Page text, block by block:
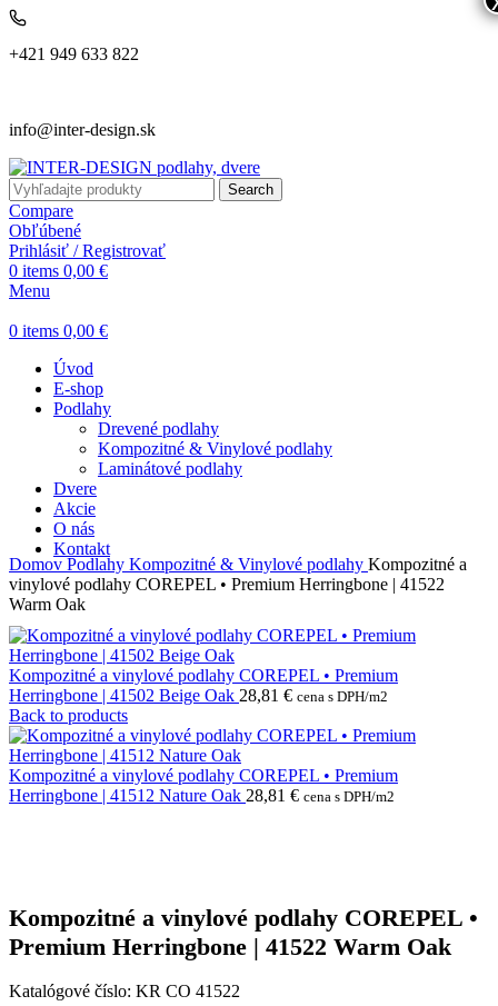
+421 949 633 822
info@inter-design.sk
Search
Compare
Obľúbené
Prihlásiť / Registrovať
0 items 0,00 €
Menu
0 items 0,00 €
Úvod
E-shop
Podlahy
Drevené podlahy
Kompozitné & Vinylové podlahy
Laminátové podlahy
Dvere
Akcie
O nás
Kontakt
Domov Podlahy Kompozitné & Vinylové podlahy Kompozitné a
vinylové podlahy COREPEL • Premium Herringbone | 41522
Warm Oak
Kompozitné a vinylové podlahy COREPEL • Premium
Herringbone | 41502 Beige Oak 28,81 € cena s DPH/m2
Back to products
Kompozitné a vinylové podlahy COREPEL • Premium
Herringbone | 41512 Nature Oak 28,81 € cena s DPH/m2
Kompozitné a vinylové podlahy COREPEL •
Premium Herringbone | 41522 Warm Oak
Katalógové číslo: KR CO 41522